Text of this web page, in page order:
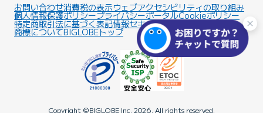
お問い合わせ消費税の表示ウェブアクセシビリティの取り組み
個人情報保護ポリシープライバシーポータルCookieポリシー
特定商取引法に基づく表記情報セキュリティ基本方針
商標についてBIGLOBEトップ
Copyright ©BIGLOBE Inc. 2026. All rights reserved.